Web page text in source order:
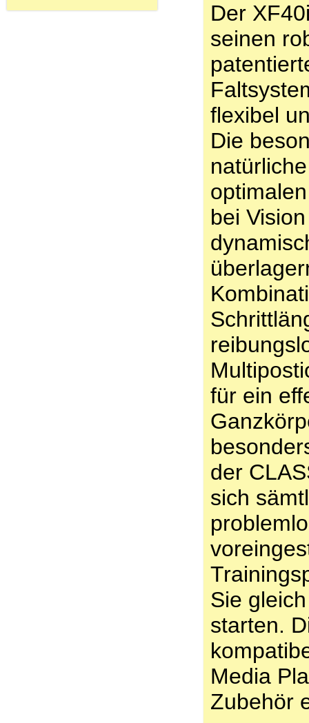
Der
seinen
flexibel
Die
bei
für ein
der
sich
Sie
starten.
Media
Zubehör